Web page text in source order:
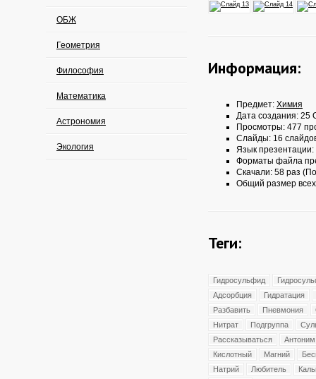
ОБЖ
Геометрия
Философия
Математика
Астрономия
Экология
Информация:
Предмет: Химия
Дата создания: 25
Просмотры: 477
Слайды: 16
Язык презентации:
Форматы файла
Скачали: 58 раз
Общий размер
Теги:
Гидросульфид
Адсорбция
Гидратация
Разбавить
Пневмония
Нитрат
Подгруппа
Рассказываться
Антоним
Кислотный
Магний
Натрий
Любитель